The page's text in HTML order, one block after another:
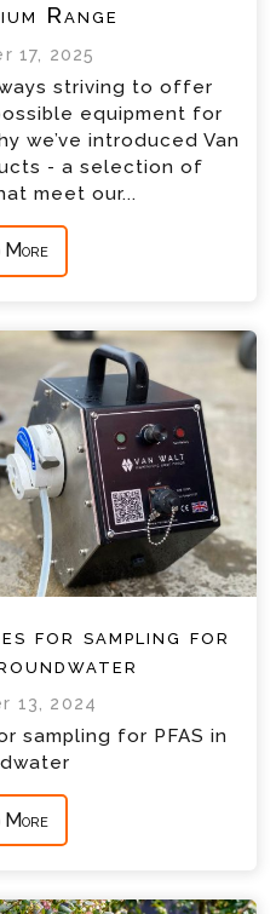
Range
17, 2025
striving to offer
equipment for
we’ve introduced Van
- a selection of
meet our...
More
for sampling for
13, 2024
sampling for PFAS in
More